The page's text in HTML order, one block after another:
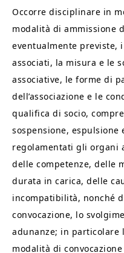
Occorre disciplinare in
modalità di ammissione
eventualmente
associati, la misura e le
associative, le forme di
dell’associazione e le
qualifica di socio,
sospensione, espulsione
regolamentati gli organi
delle competenze, delle
durata in carica, delle
incompatibilità, nonché
convocazione, lo
adunanze; in particolare
modalità di